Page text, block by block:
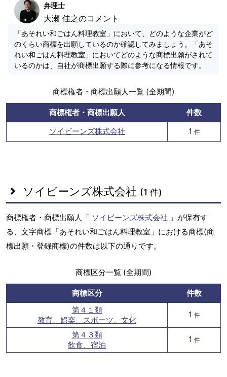
弁理士
大瀬 佳之のコメント
「あそれい和ごはん料理教室」において、どのような企業がど
のくらい商標を出願しているのか確認してみましょう。「あそ
れい和ごはん料理教室」においてどのような商標出願がされて
いるのかは、自社が商標出願する際に参考になる情報です。
商標権者・商標出願人一覧 (全期間)
商標権者・商標出願人
件数
ソイビーンズ株式会社
1 件
ソイビーンズ株式会社 (1 件)
商標権者・商標出願人「 ソイビーンズ株式会社 」が保有す
る、文字商標「あそれい和ごはん料理教室」における商標(商
標出願・登録商標)の件数は以下の通りです。
商標区分一覧 (全期間)
商標区分
件数
第４１類
教育、娯楽、スポーツ、文化
1 件
第４３類
飲食、宿泊
1 件